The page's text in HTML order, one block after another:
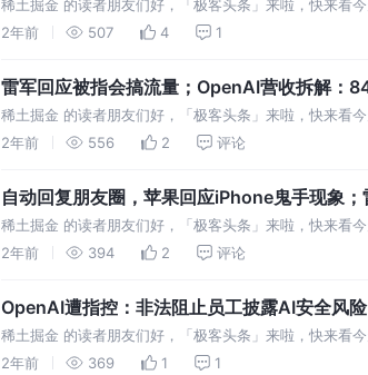
稀土掘金 的读者朋友们好，「极客头条」来啦，快来看
各业务「有经营意识」，进一步明确投入重点 消息称百度
2年前 507 4 1
雷军回应被指会搞流量；OpenAI营收拆解：
版| 极客头条
稀土掘金 的读者朋友们好，「极客头条」来啦，快来看
千问技术骨干周畅将离职创业 华为车 BU 半年收入近百亿
2年前 556 2 评论
自动回复朋友圈，苹果回应iPhone鬼手现象
帕西创业| 极客头条
稀土掘金 的读者朋友们好，「极客头条」来啦，快来看
年度演讲定档7月19日 腾讯元宝首发 3D 生成应用 地平线
2年前 394 2 评论
OpenAI遭指控：非法阻止员工披露AI安全风
5.X支持 |极客头条
稀土掘金 的读者朋友们好，「极客头条」来啦，快来看
技术公司增资至15亿 蚂蚁集团原副总裁蒋国飞去向明确
2年前 369 1 1